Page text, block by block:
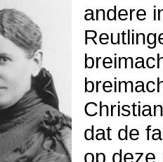
andere
dat de
op deze